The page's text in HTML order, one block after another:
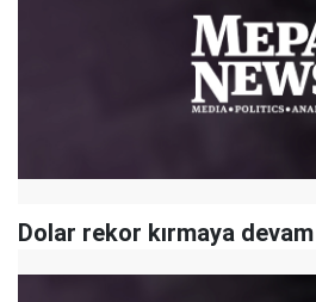
Dolar rekor kırmaya